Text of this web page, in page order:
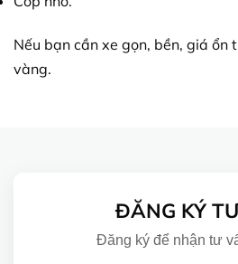
Nếu bạn cần xe gọn, bền, giá ổn
vàng.
ĐĂNG KÝ
Đăng ký để nhận tư